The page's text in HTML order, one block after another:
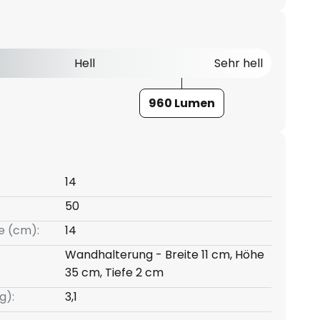
Hell Sehr hell
960 Lumen
14
50
(cm):
14
Wandhalterung - Breite 11 cm, Höhe
35 cm, Tiefe 2 cm
3,1